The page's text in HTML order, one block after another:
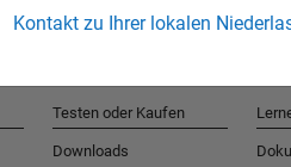
Kontakt zu Ihrer lokalen
Testen oder Kaufen
Downloads